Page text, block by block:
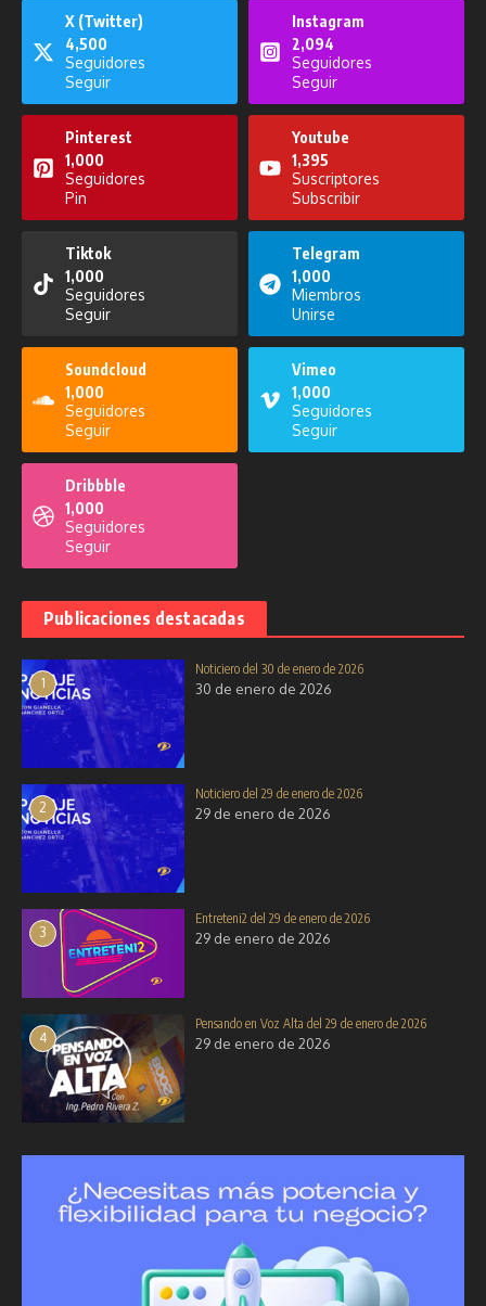
X (Twitter)
4,500
Seguidores
Seguir
Instagram
2,094
Seguidores
Seguir
Pinterest
1,000
Seguidores
Pin
Youtube
1,395
Suscriptores
Subscribir
Tiktok
1,000
Seguidores
Seguir
Telegram
1,000
Miembros
Unirse
Soundcloud
1,000
Seguidores
Seguir
Vimeo
1,000
Seguidores
Seguir
Dribbble
1,000
Seguidores
Seguir
Publicaciones destacadas
1
Noticiero del 30 de enero de 2026
30 de enero de 2026
2
Noticiero del 29 de enero de 2026
29 de enero de 2026
3
Entreteni2 del 29 de enero de 2026
29 de enero de 2026
4
Pensando en Voz Alta del 29 de enero de 2026
29 de enero de 2026